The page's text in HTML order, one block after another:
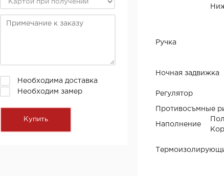
Необходима доставка
Необходим замер
Ручка
Ночная задвижка
Регулятор
Противосъмные
Наполнение